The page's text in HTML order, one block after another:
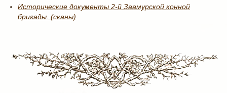
Исторические документы 2-й Заамурской конной
бригады. (сканы)